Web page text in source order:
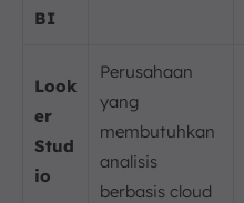
BI
Look
er
Stud
io
Perusahaan
yang
membutuhkan
analisis
berbasis cloud